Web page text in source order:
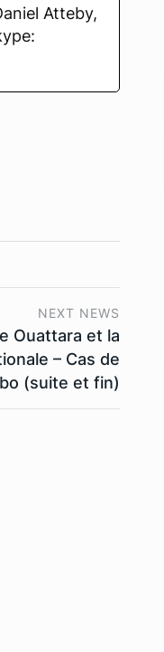
Atteby,
NEXT NEWS
Ouattara et la
– Cas de
(suite et fin)